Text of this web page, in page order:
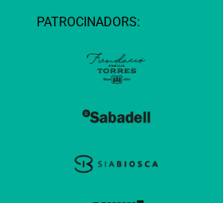
PATROCINADORS: